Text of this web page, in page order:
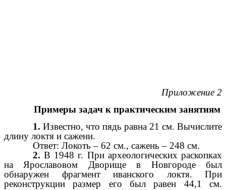
Приложение 2
Примеры задач к практическим занятиям
1. Известно, что пядь равна 21 см. Вычислите
длину локтя и сажени.
Ответ: Локоть – 62 см., сажень – 248 см.
2. В 1948 г. При археологических раскопках
на Ярославовом Дворище в Новгороде был
обнаружен фрагмент иванского локтя. При
реконструкции размер его был равен 44,1 см.